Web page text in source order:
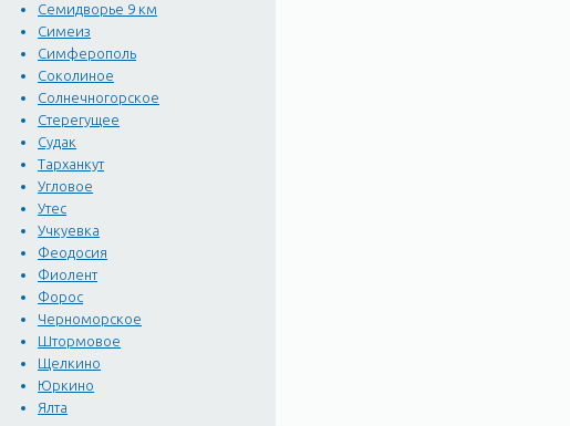
Семидворье 9 км
Симеиз
Симферополь
Соколиное
Солнечногорское
Стерегущее
Судак
Тарханкут
Угловое
Утес
Учкуевка
Феодосия
Фиолент
Форос
Черноморское
Штормовое
Щелкино
Юркино
Ялта